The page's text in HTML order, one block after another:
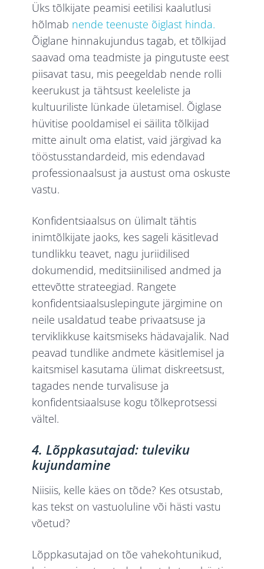
Üks tõlkijate peamisi eetilisi kaalutlusi
hõlmab nende teenuste õiglast hinda.
Õiglane hinnakujundus tagab, et tõlkijad
saavad oma teadmiste ja pingutuste eest
piisavat tasu, mis peegeldab nende rolli
keerukust ja tähtsust keeleliste ja
kultuuriliste lünkade ületamisel. Õiglase
hüvitise pooldamisel ei säilita tõlkijad
mitte ainult oma elatist, vaid järgivad ka
tööstusstandardeid, mis edendavad
professionaalsust ja austust oma oskuste
vastu.
Konfidentsiaalsus on ülimalt tähtis
inimtõlkijate jaoks, kes sageli käsitlevad
tundlikku teavet, nagu juriidilised
dokumendid, meditsiinilised andmed ja
ettevõtte strateegiad. Rangete
konfidentsiaalsuslepingute järgimine on
neile usaldatud teabe privaatsuse ja
terviklikkuse kaitsmiseks hädavajalik. Nad
peavad tundlike andmete käsitlemisel ja
kaitsmisel kasutama ülimat diskreetsust,
tagades nende turvalisuse ja
konfidentsiaalsuse kogu tõlkeprotsessi
vältel.
4. Lõppkasutajad: tuleviku
kujundamine
Niisiis, kelle käes on tõde? Kes otsustab,
kas tekst on vastuoluline või hästi vastu
võetud?
Lõppkasutajad on tõe vahekohtunikud,